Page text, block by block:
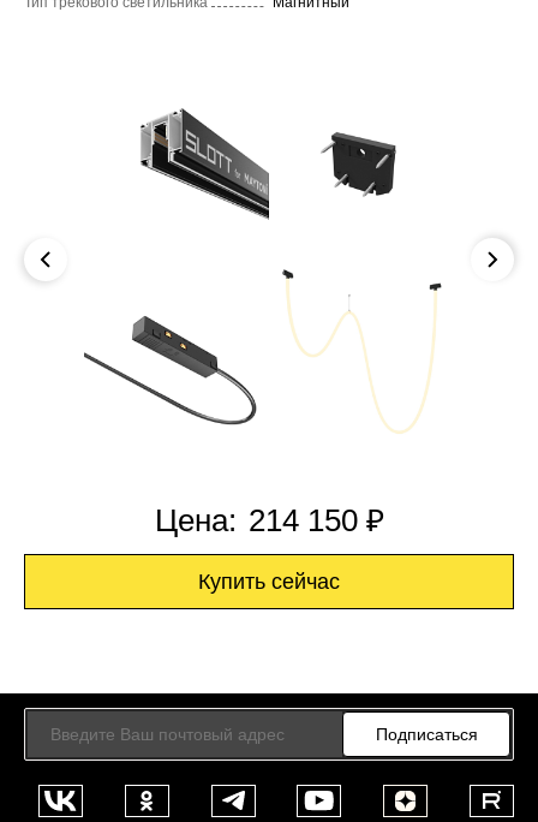
Цена: 214 150 ₽
Купить сейчас
Подписаться